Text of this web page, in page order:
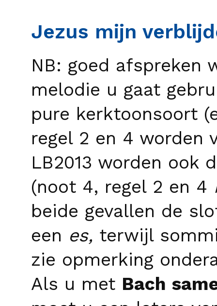
Jezus mijn
NB: goed afspreken
melodie u gaat
pure kerktoonsoort
regel 2 en 4 worden
LB2013 worden ook
(noot 4, regel 2 en 4
beide gevallen de
een es, terwijl
zie opmerking
Als u met Bach